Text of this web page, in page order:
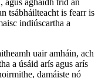
agus aghaidh tríd an
tsábháilteacht is fearr is
indiúscartha a
uair amháin, ach
a úsáid arís agus arís
damáiste nó